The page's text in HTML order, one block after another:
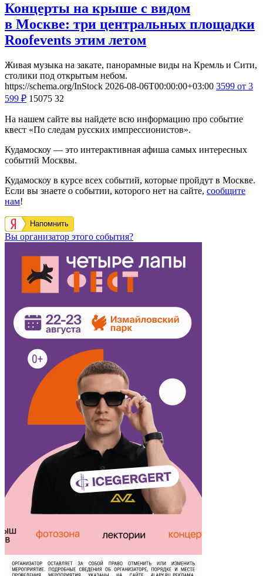
Концерты на крыше с видом
в Москве: три центральных площадки
Roofevents этим летом
Живая музыка на закате, панорамные виды на Кремль и Сити,
столики под открытым небом.
https://schema.org/InStock 2026-08-06T00:00:00+03:00 3599 от 3
599 ₽ 15075 32
На нашем сайте вы найдете всю информацию про событие
квест «По следам русских импрессионистов».
Кудамоскоу — это интерактивная афиша самых интересных
событий Москвы.
Кудамоскоу в курсе всех событий, которые пройдут в Москве.
Если вы знаете о событии, которого нет на сайте, сообщите
нам!
Напомнить
Вы организатор этого события?